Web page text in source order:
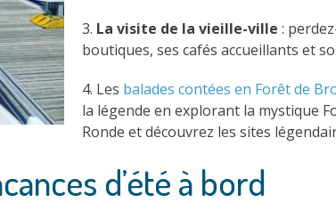
3. La visite de la vieille-ville :
boutiques, ses cafés accueillants et
4. Les balades contées en Forêt de
la légende en explorant la mystique
Ronde et découvrez les sites
d’été à bord